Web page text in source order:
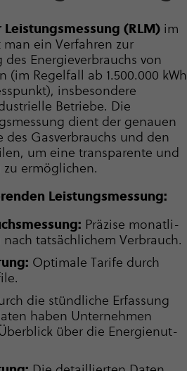
(RLM) im
man ein Verfahren zur
Ener­gie­ver­brauchs von
(im Regelfall ab 1.500.000 kWh
insbesondere
Betriebe. Die
dient der genauen
des Gasverbrauchs und den
um eine transparente und
ermöglichen.
Leis­tungs­mes­sung:
Präzise monat­li­
tat­säch­li­chem Verbrauch.
Optimale Tarife durch
die stünd­li­che Erfassung
haben Unter­neh­men
über die Ener­gie­nut­